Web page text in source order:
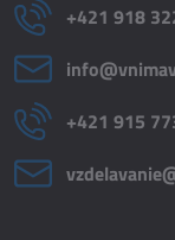
+421 918
+421 915